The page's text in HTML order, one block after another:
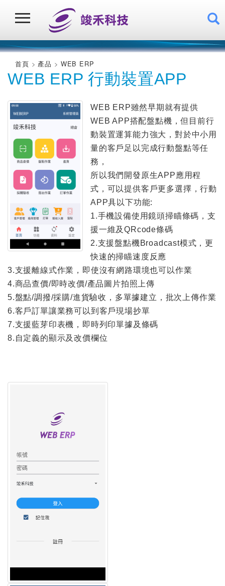
首頁 產品 WEB ERP
WEB ERP 行動裝置APP
WEB ERP雖然早期就有提供
WEB APP搭配盤點機，但目前行
動裝置運算能力強大，對於中小用
量的客戶足以完成行動盤點等任
務，
所以我們開發原生APP應用程
式，可以提供客戶更多選擇，行動
APP具以下功能:
1.手機設備使用鏡頭掃瞄條碼，支
援一維及QRcode條碼
2.支援盤點機Broadcast模式，更
快速的掃瞄速度反應
3.支援離線式作業，即使沒有網路環境也可以作業
4.商品查價/即時改價/產品圖片拍照上傳
5.盤點/調撥/採購/進貨驗收，多單據建立，批次上傳作業
6.客戶訂單讓業務可以到客戶現場抄單
7.支援藍芽印表機，即時列印單據及條碼
8.自定義的顯示及改價欄位